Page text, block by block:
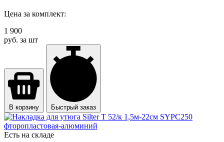
Цена за комплект:
1 900
руб. за шт
В корзину Быстрый заказ
Есть на складе